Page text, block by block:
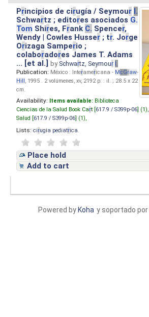
Principios de cirugía / Seymour I.
Schwartz ; editores asociados G.
Tom Shires, Frank C. Spencer,
Wendy | Cowles Husser ; tr. Jorge
Orizaga Samperio ;
colaboradores James T. Adams
... [et al.]by Schwartz, Seymour I.
Publication: México : Interamericana - McGraw-
Hill, 1995 . 2 volúmenes, xv, 2192 p. : il. ; 28.5 x 22
cm.
Availability: Items available: Biblioteca
Ciencias de la Salud Book Cart [ 617.9 / S399p-06 ] (1),
Salud [ 617.9 / S399p-06 ] (1),
Lists: cirugia pediatrica
Place hold
Add to cart
y soportado por
Powered by Koha